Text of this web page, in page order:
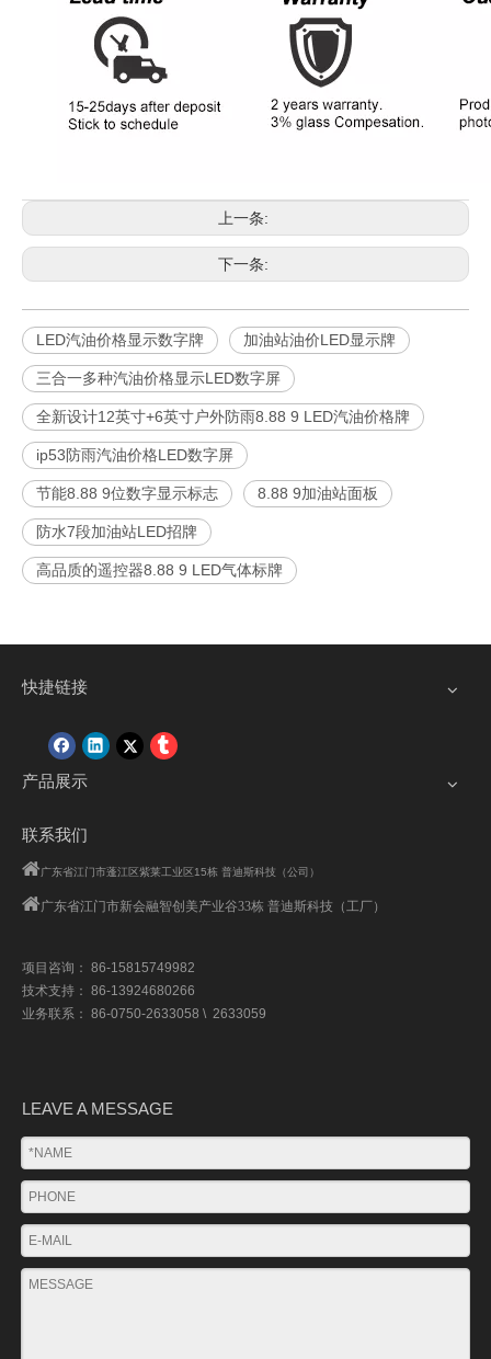
上一条:
下一条:
LED汽油价格显示数字牌 加油站油价LED显示牌
三合一多种汽油价格显示LED数字屏
全新设计12英寸+6英寸户外防雨8.88 9 LED汽油价格牌
ip53防雨汽油价格LED数字屏
节能8.88 9位数字显示标志 8.88 9加油站面板
防水7段加油站LED招牌
高品质的遥控器8.88 9 LED气体标牌
快捷链接
产品展示
联系我们
广东省江门市蓬江区紫莱工业区15栋 普迪斯科技（公司）
广东省江门市新会融智创美产业谷33栋 普迪斯科技（工厂）
项目咨询： 86-15815749982
技术支持： 86-13924680266
业务联系： 86-0750-2633058 \ 2633059
LEAVE A MESSAGE